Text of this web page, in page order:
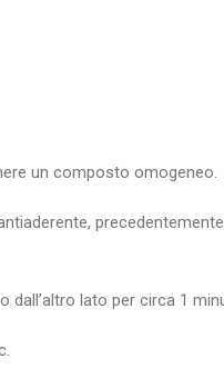
un composto omogeneo.
dall’altro lato per circa 1